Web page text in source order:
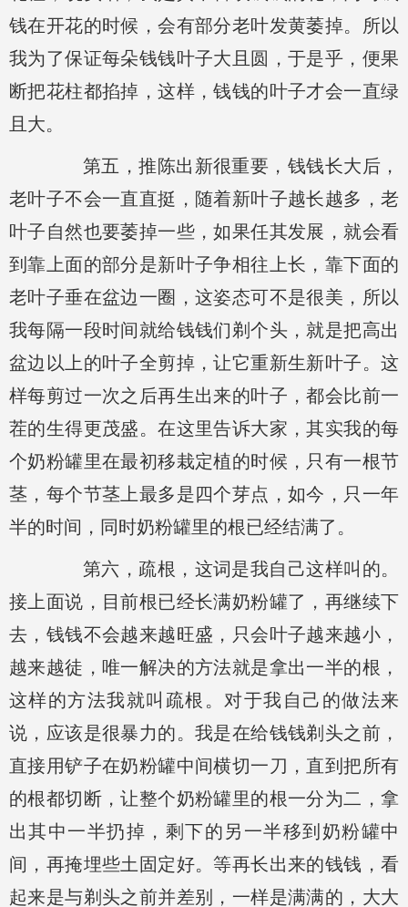
钱在开花的时候，会有部分老叶发黄萎掉。所以
我为了保证每朵钱钱叶子大且圆，于是乎，便果
断把花柱都掐掉，这样，钱钱的叶子才会一直绿
且大。
第五，推陈出新很重要，钱钱长大后，
老叶子不会一直直挺，随着新叶子越长越多，老
叶子自然也要萎掉一些，如果任其发展，就会看
到靠上面的部分是新叶子争相往上长，靠下面的
老叶子垂在盆边一圈，这姿态可不是很美，所以
我每隔一段时间就给钱钱们剃个头，就是把高出
盆边以上的叶子全剪掉，让它重新生新叶子。这
样每剪过一次之后再生出来的叶子，都会比前一
茬的生得更茂盛。在这里告诉大家，其实我的每
个奶粉罐里在最初移栽定植的时候，只有一根节
茎，每个节茎上最多是四个芽点，如今，只一年
半的时间，同时奶粉罐里的根已经结满了。
第六，疏根，这词是我自己这样叫的。
接上面说，目前根已经长满奶粉罐了，再继续下
去，钱钱不会越来越旺盛，只会叶子越来越小，
越来越徒，唯一解决的方法就是拿出一半的根，
这样的方法我就叫疏根。对于我自己的做法来
说，应该是很暴力的。我是在给钱钱剃头之前，
直接用铲子在奶粉罐中间横切一刀，直到把所有
的根都切断，让整个奶粉罐里的根一分为二，拿
出其中一半扔掉，剩下的另一半移到奶粉罐中
间，再掩埋些土固定好。等再长出来的钱钱，看
起来是与剃头之前并差别，一样是满满的，大大